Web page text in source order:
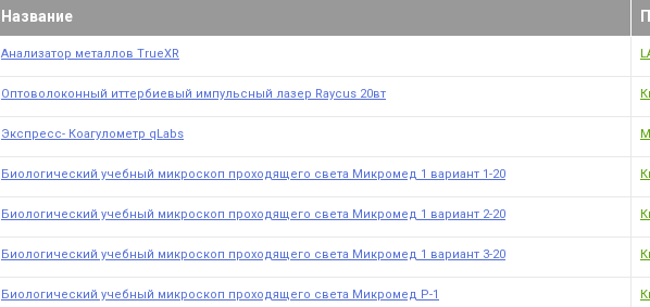
Название
Анализатор металлов TrueXR
Оптоволоконный иттербиевый импульсный лазер Raycus 20вт
Экспресс- Коагулометр qLabs
Биологический учебный микроскоп проходящего света Микромед 1 вариант 1-20
Биологический учебный микроскоп проходящего света Микромед 1 вариант 2-20
Биологический учебный микроскоп проходящего света Микромед 1 вариант 3-20
Биологический учебный микроскоп проходящего света Микромед Р-1